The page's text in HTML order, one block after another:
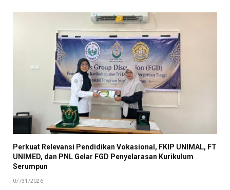
Perkuat Relevansi Pendidikan Vokasional, FKIP UNIMAL, FT
UNIMED, dan PNL Gelar FGD Penyelarasan Kurikulum
Serumpun
07/31/2026